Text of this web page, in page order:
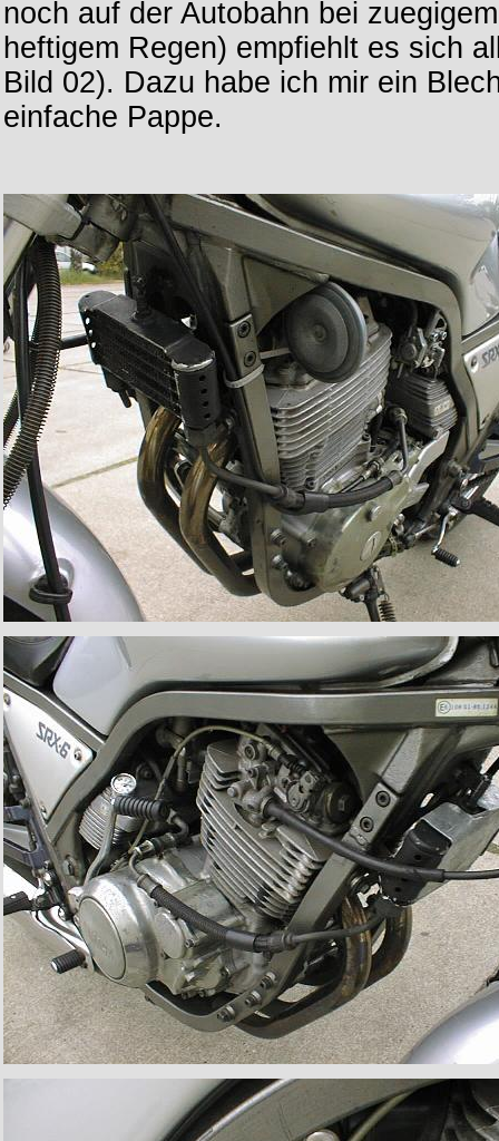
noch auf der Autobahn bei
heftigem Regen) empfiehlt es sich
Bild 02). Dazu habe ich mir ein
einfache Pappe.